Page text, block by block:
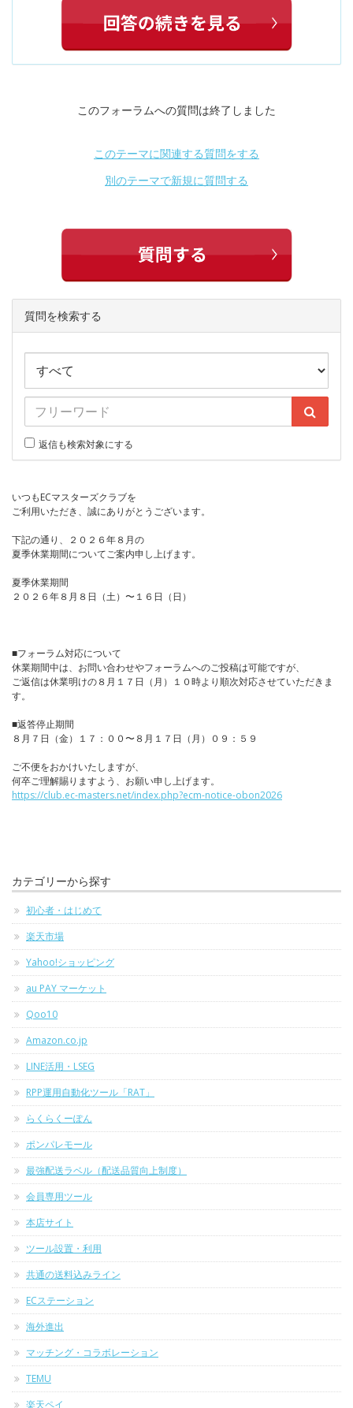
このフォーラムへの質問は終了しました
このテーマに関連する質問をする
別のテーマで新規に質問する
質問を検索する
返信も検索対象にする
いつもECマスターズクラブを
ご利用いただき、誠にありがとうございます。
下記の通り、２０２６年８月の
夏季休業期間についてご案内申し上げます。
夏季休業期間
２０２６年８月８日（土）〜１６日（日）
■フォーラム対応について
休業期間中は、お問い合わせやフォーラムへのご投稿は可能ですが、
ご返信は休業明けの８月１７日（月）１０時より順次対応させていただきま
す。
■返答停止期間
８月７日（金）１７：００〜８月１７日（月）０９：５９
ご不便をおかけいたしますが、
何卒ご理解賜りますよう、お願い申し上げます。
https://club.ec-masters.net/index.php?ecm-notice-obon2026
カテゴリーから探す
初心者・はじめて
楽天市場
Yahoo!ショッピング
au PAY マーケット
Qoo10
Amazon.co.jp
LINE活用・LSEG
RPP運用自動化ツール「RAT」
らくらくーぽん
ポンパレモール
最強配送ラベル（配送品質向上制度）
会員専用ツール
本店サイト
ツール設置・利用
共通の送料込みライン
ECステーション
海外進出
マッチング・コラボレーション
TEMU
楽天ペイ